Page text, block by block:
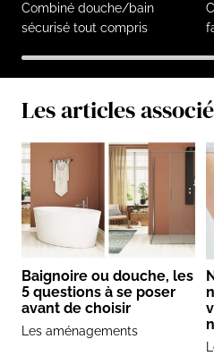
Combiné douche/bain
sécurisé tout compris
Les articles
Baignoire ou douche, les
5 questions à se poser
avant de choisir
Les aménagements